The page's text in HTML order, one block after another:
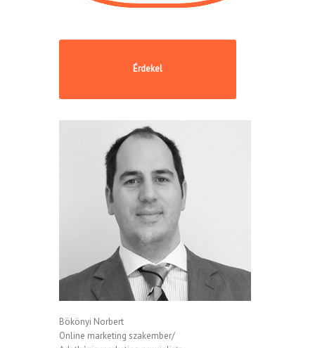
Bökönyi Norbert
Online marketing szakember/